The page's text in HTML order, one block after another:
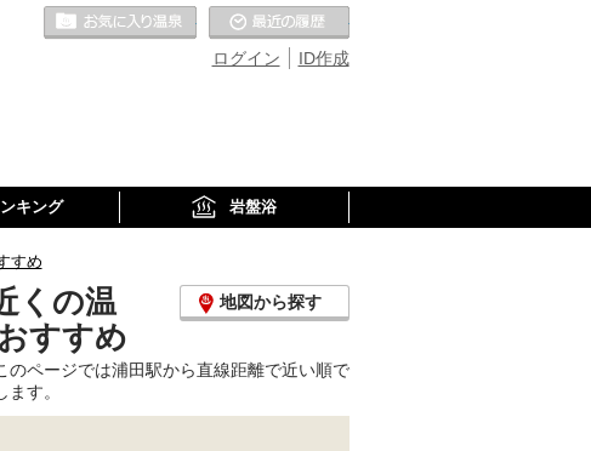
ID作成
ログイン
お気に入りの温泉
キング 岩盤浴
すめ
くの温
すすめ
地図から探す
ページでは浦田駅から直線距離で近い順で
す。